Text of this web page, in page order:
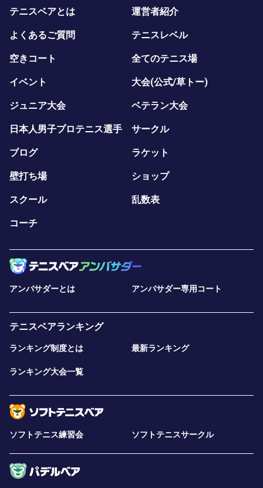
テニスベアとは 運営者紹介
よくあるご質問 テニスレベル
空きコート 全てのテニス場
イベント 大会(公式/草トー)
ジュニア大会 ベテラン大会
日本人男子プロテニス選手 サークル
ブログ ラケット
壁打ち場 ショップ
スクール 乱数表
コーチ
アンバサダーとは アンバサダー専用コート
テニスベアランキング
ランキング制度とは 最新ランキング
ランキング大会一覧
ソフトテニス練習会 ソフトテニスサークル